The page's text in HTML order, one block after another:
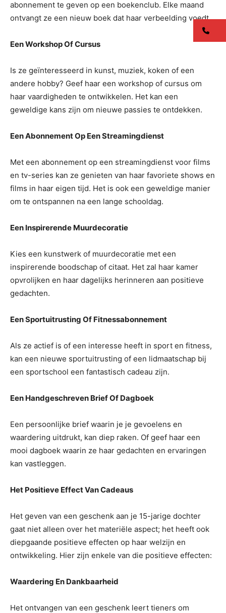
abonnement te geven op een boekenclub. Elke maand
ontvangt ze een nieuw boek dat haar verbeelding voedt.
Een Workshop Of Cursus
Is ze geïnteresseerd in kunst, muziek, koken of een
andere hobby? Geef haar een workshop of cursus om
haar vaardigheden te ontwikkelen. Het kan een
geweldige kans zijn om nieuwe passies te ontdekken.
Een Abonnement Op Een Streamingdienst
Met een abonnement op een streamingdienst voor films
en tv-series kan ze genieten van haar favoriete shows en
films in haar eigen tijd. Het is ook een geweldige manier
om te ontspannen na een lange schooldag.
Een Inspirerende Muurdecoratie
Kies een kunstwerk of muurdecoratie met een
inspirerende boodschap of citaat. Het zal haar kamer
opvrolijken en haar dagelijks herinneren aan positieve
gedachten.
Een Sportuitrusting Of Fitnessabonnement
Als ze actief is of een interesse heeft in sport en fitness,
kan een nieuwe sportuitrusting of een lidmaatschap bij
een sportschool een fantastisch cadeau zijn.
Een Handgeschreven Brief Of Dagboek
Een persoonlijke brief waarin je je gevoelens en
waardering uitdrukt, kan diep raken. Of geef haar een
mooi dagboek waarin ze haar gedachten en ervaringen
kan vastleggen.
Het Positieve Effect Van Cadeaus
Het geven van een geschenk aan je 15-jarige dochter
gaat niet alleen over het materiële aspect; het heeft ook
diepgaande positieve effecten op haar welzijn en
ontwikkeling. Hier zijn enkele van die positieve effecten:
Waardering En Dankbaarheid
Het ontvangen van een geschenk leert tieners om